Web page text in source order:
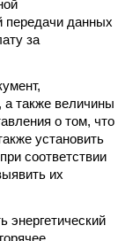
передачи данных
за
а также величины
о том, что
установить
соответствии
их
энергетический